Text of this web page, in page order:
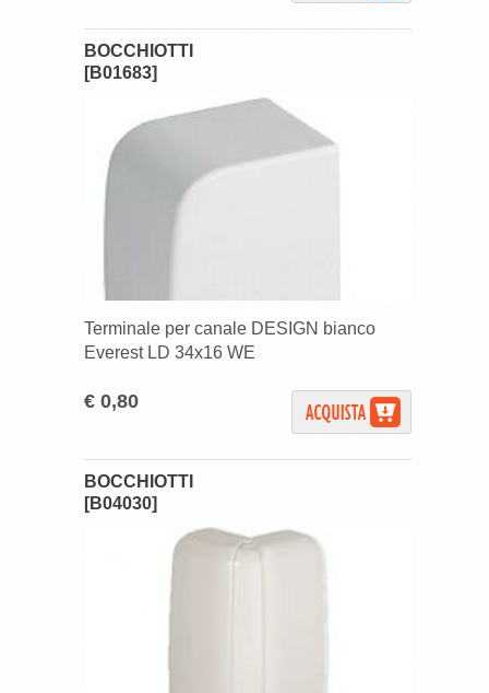
BOCCHIOTTI
[B01683]
Terminale per canale DESIGN bianco
Everest LD 34x16 WE
€ 0,80
BOCCHIOTTI
[B04030]